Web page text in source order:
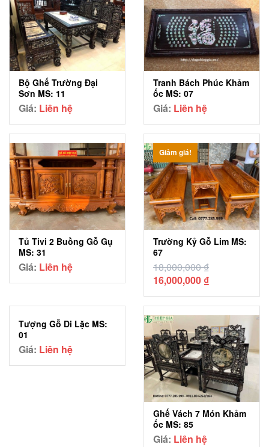
Bộ Ghế Trường Đại
Sơn MS: 11
Giá: Liên hệ
Tranh Bách Phúc Khảm
ốc MS: 07
Giá: Liên hệ
Tủ Tivi 2 Buồng Gỗ Gụ
MS: 31
Giá: Liên hệ
Giảm giá!
Trường Kỷ Gỗ Lim MS:
67
18,000,000₫
Giá
gốc
là:
18,000,000 ₫.
16,000,000 ₫
hiện
tại
là:
16,000,000 ₫.
Tượng Gỗ Di Lặc MS:
01
Giá: Liên hệ
Ghế Vách 7 Món Khảm
ốc MS: 85
Giá: Liên hệ